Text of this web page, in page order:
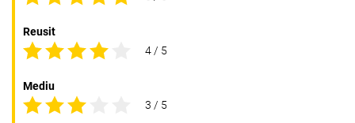
Reusit
4 / 5
Mediu
3 / 5